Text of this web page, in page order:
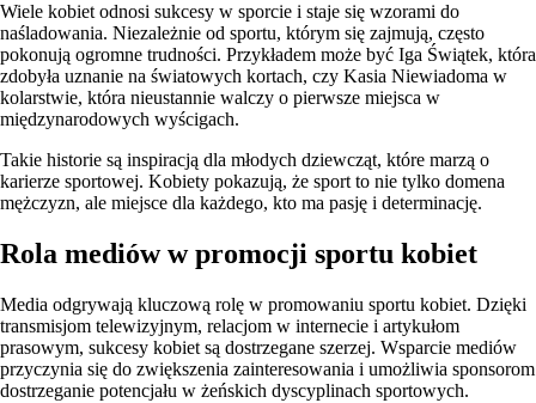
Wiele kobiet odnosi sukcesy w sporcie i staje się wzorami do
naśladowania. Niezależnie od sportu, którym się zajmują, często
pokonują ogromne trudności. Przykładem może być Iga Świątek, która
zdobyła uznanie na światowych kortach, czy Kasia Niewiadoma w
kolarstwie, która nieustannie walczy o pierwsze miejsca w
międzynarodowych wyścigach.
Takie historie są inspiracją dla młodych dziewcząt, które marzą o
karierze sportowej. Kobiety pokazują, że sport to nie tylko domena
mężczyzn, ale miejsce dla każdego, kto ma pasję i determinację.
Rola mediów w promocji sportu kobiet
Media odgrywają kluczową rolę w promowaniu sportu kobiet. Dzięki
transmisjom telewizyjnym, relacjom w internecie i artykułom
prasowym, sukcesy kobiet są dostrzegane szerzej. Wsparcie mediów
przyczynia się do zwiększenia zainteresowania i umożliwia sponsorom
dostrzeganie potencjału w żeńskich dyscyplinach sportowych.